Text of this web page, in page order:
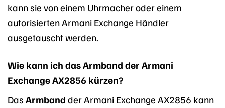
kann sie von einem Uhrmacher oder einem
autorisierten Armani Exchange Händler
ausgetauscht werden.
Wie kann ich das Armband der Armani
Exchange AX2856 kürzen?
Das Armband der Armani Exchange AX2856 kann